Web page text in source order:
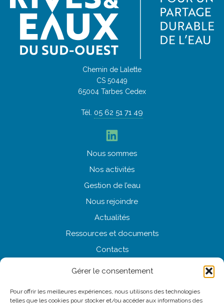
Gérer le consentement
Pour offrir les meilleures expériences, nous utilisons des technologies
telles que les cookies pour stocker et/ou accéder aux informations des
Chemin de Lalette
CS 50449
65004 Tarbes Cedex
Tél. 05 62 51 71 49
LinkedIn
Nous sommes
Nos activités
Gestion de l’eau
Nous rejoindre
Actualités
Ressources et documents
Contacts
NOUS CONTACTER